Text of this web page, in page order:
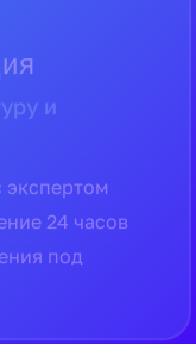
и
24 часов
под